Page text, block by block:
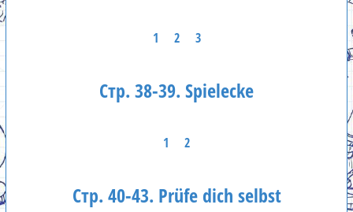
1 2 3
Стр. 38-39. Spielecke
1 2
Стр. 40-43. Prüfe dich selbst